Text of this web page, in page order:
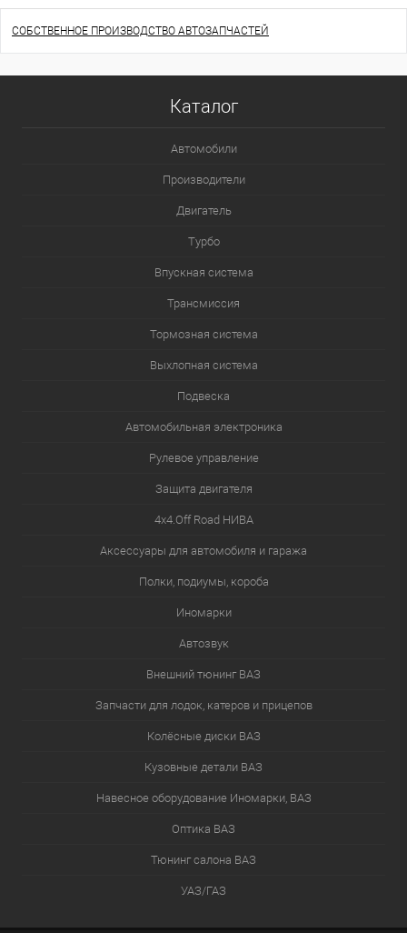
СОБСТВЕННОЕ ПРОИЗВОДСТВО АВТОЗАПЧАСТЕЙ
Каталог
Автомобили
Производители
Двигатель
Турбо
Впускная система
Трансмиссия
Тормозная система
Выхлопная система
Подвеска
Автомобильная электроника
Рулевое управление
Защита двигателя
4х4.Off Road НИВА
Аксессуары для автомобиля и гаража
Полки, подиумы, короба
Иномарки
Автозвук
Внешний тюнинг ВАЗ
Запчасти для лодок, катеров и прицепов
Колёсные диски ВАЗ
Кузовные детали ВАЗ
Навесное оборудование Иномарки, ВАЗ
Оптика ВАЗ
Тюнинг салона ВАЗ
УАЗ/ГАЗ